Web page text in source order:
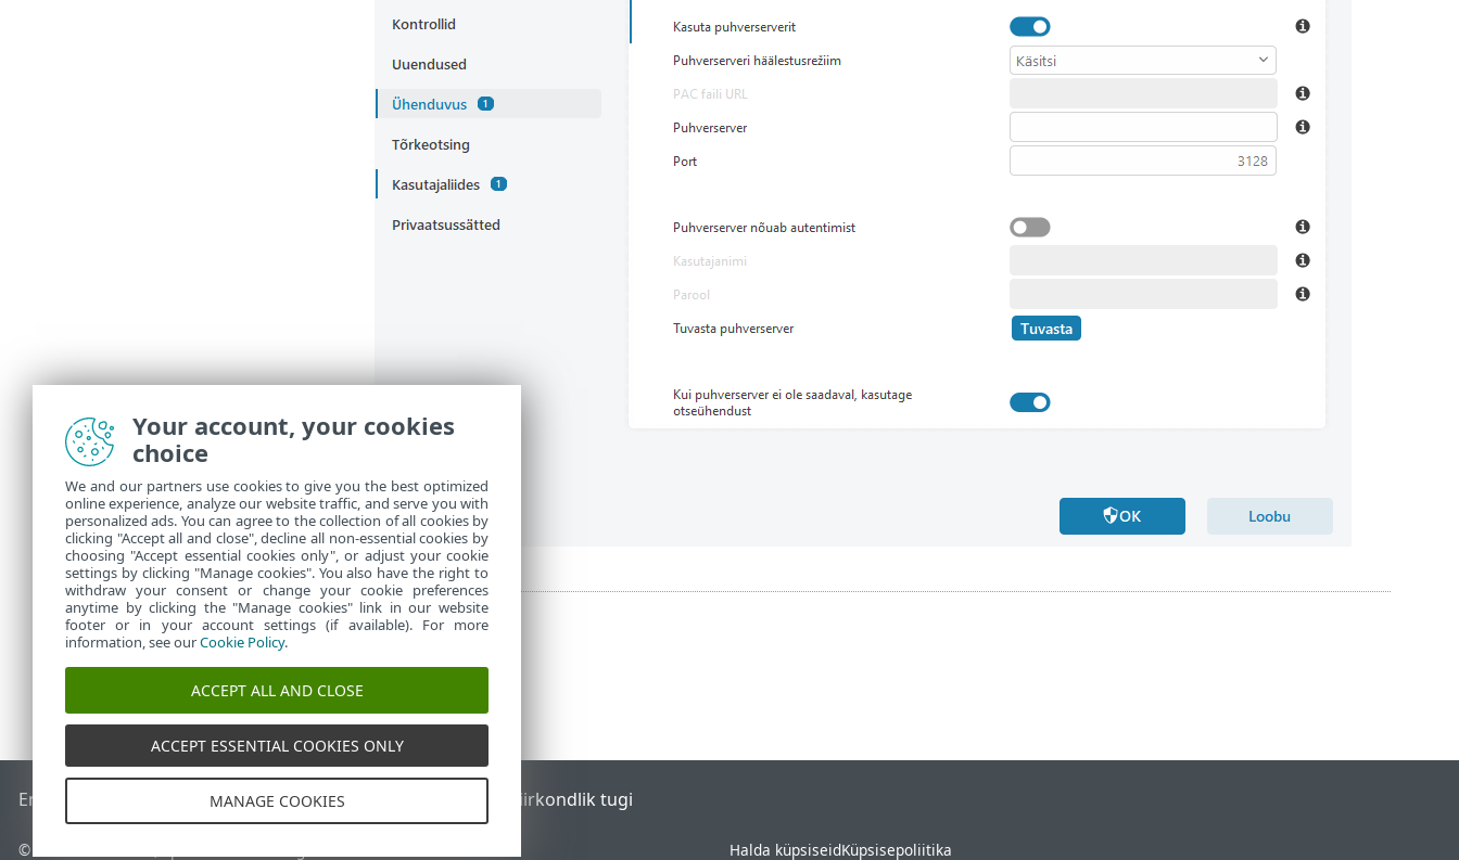
End of Life ESET-i teabebaasESET-i foorum Piirkondlik tugi
© 1992 - 2026 ESET, spol. s r.o. – kõik õigused on kaitstud. Halda küpsiseidKüpsisepoliitika
Your account, your cookies
choice
We and our partners use cookies to give you the best optimized
online experience, analyze our website traffic, and serve you with
personalized ads. You can agree to the collection of all cookies by
clicking "Accept all and close", decline all non-essential cookies by
choosing "Accept essential cookies only", or adjust your cookie
settings by clicking "Manage cookies". You also have the right to
withdraw your consent or change your cookie preferences
anytime by clicking the "Manage cookies" link in our website
footer or in your account settings (if available). For more
information, see ourCookie Policy.
ACCEPT ALL AND CLOSE
ACCEPT ESSENTIAL COOKIES ONLY
MANAGE COOKIES